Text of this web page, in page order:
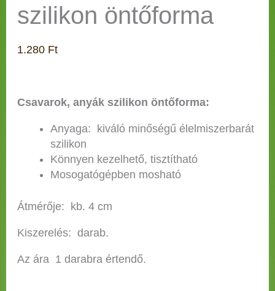
szilikon öntőforma
1.280 Ft
Csavarok, anyák szilikon öntőforma:
Anyaga: kiváló minőségű élelmiszerbarát
szilikon
Könnyen kezelhető, tisztítható
Mosogatógépben mosható
Átmérője: kb. 4 cm
Kiszerelés: darab.
Az ára 1 darabra értendő.